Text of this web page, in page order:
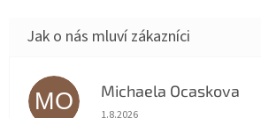
MO Michaela Ocaskova
Hodnocení obchodu je 5 z 5